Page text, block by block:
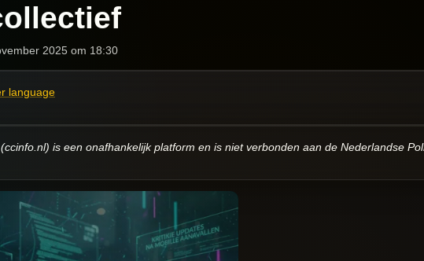
2025 om 18:30
language
is een onafhankelijk platform en is niet verbonden aan de Nederlandse